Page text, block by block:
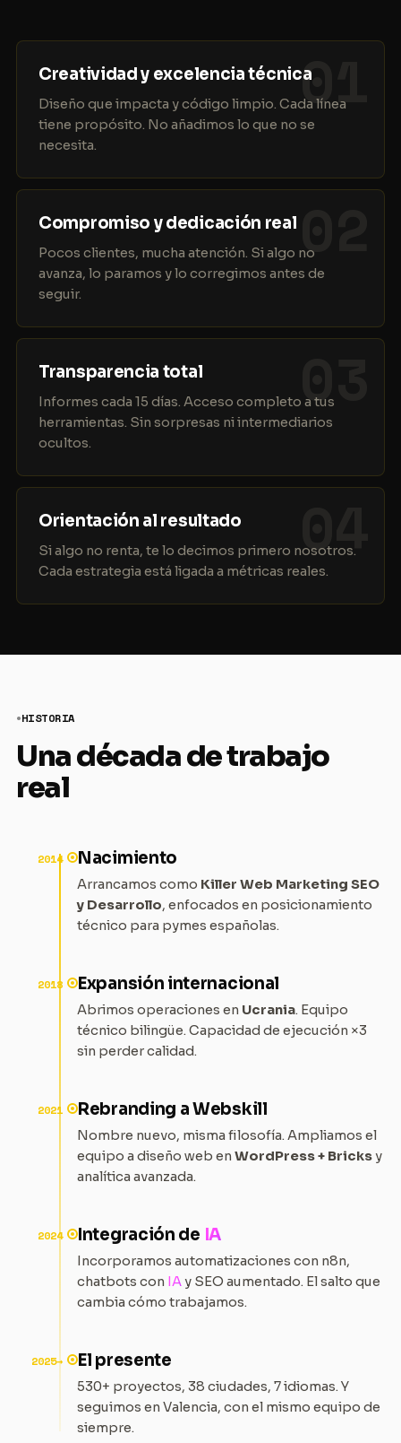
01
Creatividad y excelencia técnica
Diseño que impacta y código limpio. Cada línea
tiene propósito. No añadimos lo que no se
necesita.
02
Compromiso y dedicación real
Pocos clientes, mucha atención. Si algo no
avanza, lo paramos y lo corregimos antes de
seguir.
03
Transparencia total
Informes cada 15 días. Acceso completo a tus
herramientas. Sin sorpresas ni intermediarios
ocultos.
04
Orientación al resultado
Si algo no renta, te lo decimos primero nosotros.
Cada estrategia está ligada a métricas reales.
HISTORIA
Una década de trabajo
real
2014 Nacimiento
Arrancamos como Killer Web Marketing SEO
y Desarrollo, enfocados en posicionamiento
técnico para pymes españolas.
2018 Expansión internacional
Abrimos operaciones en Ucrania. Equipo
técnico bilingüe. Capacidad de ejecución ×3
sin perder calidad.
2021 Rebranding a Webskill
Nombre nuevo, misma filosofía. Ampliamos el
equipo a diseño web en WordPress + Bricksy
analítica avanzada.
2024 Integración de IA
Incorporamos automatizaciones con n8n,
chatbots con IAy SEO aumentado. El salto que
cambia cómo trabajamos.
2025→ El presente
530+ proyectos, 38 ciudades, 7 idiomas. Y
seguimos en Valencia, con el mismo equipo de
siempre.